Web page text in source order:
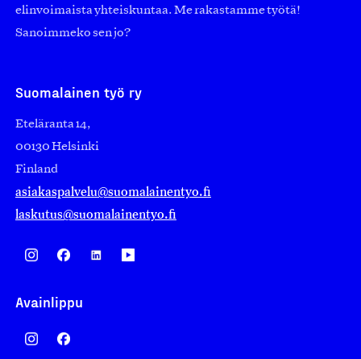
elinvoimaista yhteiskuntaa. Me rakastamme työtä!
Sanoimmeko sen jo?
Suomalainen työ ry
Eteläranta 14,
00130 Helsinki
Finland
asiakaspalvelu@suomalainentyo.fi
laskutus@suomalainentyo.fi
Avainlippu